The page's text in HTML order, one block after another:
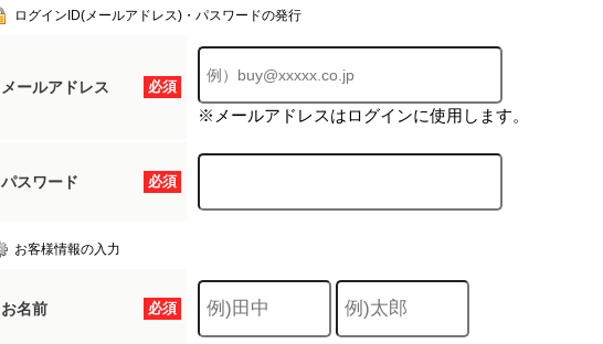
ログインID(メールアドレス)・パスワードの発行
必須
メールアドレス
※メールアドレスはログインに使用します。
必須
パスワード
お客様情報の入力
必須
お名前